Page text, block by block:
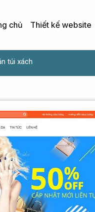
chủ Thiết kế website
túi xách